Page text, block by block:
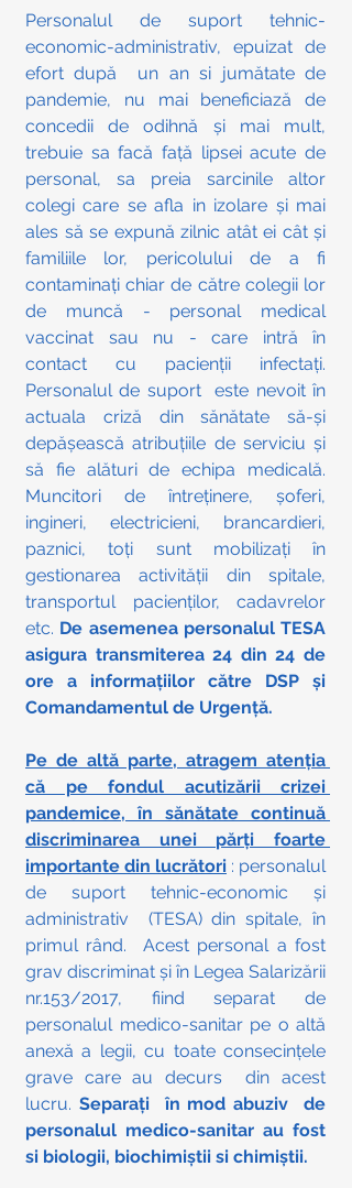
Personalul de suport tehnic-
economic-administrativ, epuizat de
efort după  un an si jumătate de
pandemie, nu mai beneficiază de
concedii de odihnă și mai mult,
trebuie sa facă față lipsei acute de
personal, sa preia sarcinile altor
colegi care se afla in izolare și mai
ales să se expună zilnic atât ei cât și
familiile lor, pericolului de a fi
contaminați chiar de către colegii lor
de muncă - personal medical
vaccinat sau nu - care intră în
contact cu pacienții infectați.
Personalul de suport  este nevoit în
actuala criză din sănătate să-și
depășească atribuțiile de serviciu și
să fie alături de echipa medicală.
Muncitori de întreținere, șoferi,
ingineri, electricieni, brancardieri,
paznici, toți sunt mobilizați în
gestionarea activității din spitale,
transportul pacienților, cadavrelor
etc. De asemenea personalul TESA
asigura transmiterea 24 din 24 de
ore a informațiilor către DSP și
Comandamentul de Urgență.
Pe de altă parte, atragem atenția
că pe fondul acutizării crizei
pandemice, în sănătate continuă
discriminarea unei părți foarte
importante din lucrători : personalul
de suport tehnic-economic și
administrativ  (TESA) din spitale, în
primul rând.  Acest personal a fost
grav discriminat și în Legea Salarizării
nr.153/2017, fiind separat de
personalul medico-sanitar pe o altă
anexă a legii, cu toate consecințele
grave care au decurs  din acest
lucru. Separați  în mod abuziv  de
personalul medico-sanitar au fost
si biologii, biochimiștii si chimiștii.